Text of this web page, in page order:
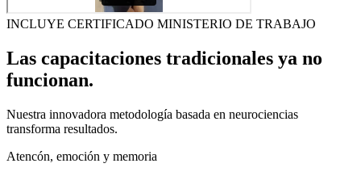
INCLUYE CERTIFICADO MINISTERIO DE TRABAJO
Las capacitaciones tradicionales ya no
funcionan.
Nuestra innovadora metodología basada en neurociencias
transforma resultados.
Atencón, emoción y memoria